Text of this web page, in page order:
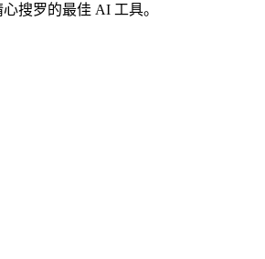
搜罗的最佳 AI 工具。